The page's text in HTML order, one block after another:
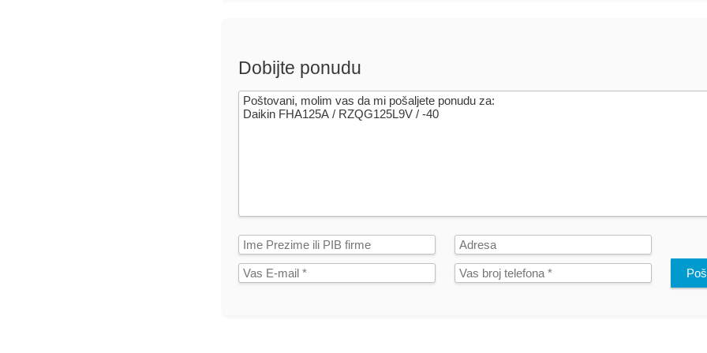
Dobijte ponudu